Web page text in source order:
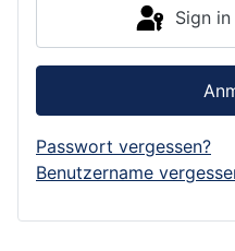
Sign
Passwort vergessen?
Benutzername